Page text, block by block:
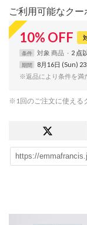
ご利用可能なクー
10% OFF
条件 対象 商品 2 点
期間 8月16日 (Sun)
※返品により条件を満
※1回のご注文に使える